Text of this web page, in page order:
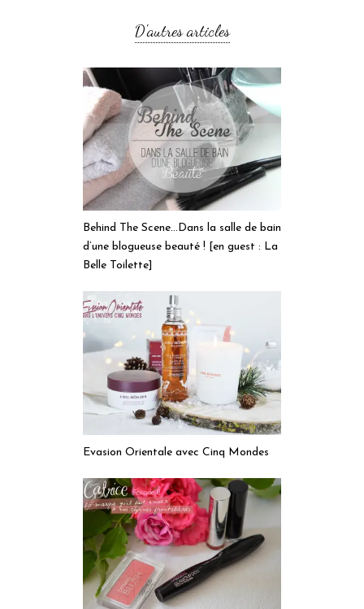
D'autres articles
Behind The Scene…Dans la salle de bain
d’une blogueuse beauté ! [en guest : La
Belle Toilette]
Evasion Orientale avec Cinq Mondes